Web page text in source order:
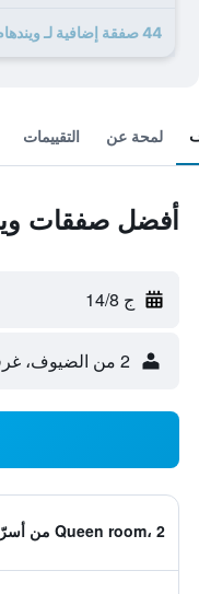
44 صفقة إضافية لـ ويندهام شيكاغو أوهير
لمحة عن التقييمات
أفضل صفقات
ج 14/8
2 من الضيوف، غرفة واحدة
Queen room، 2 من أسرّة الكوين